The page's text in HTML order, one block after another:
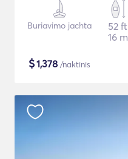
Buriavimo jachta
52 ft
16 m
$1,378 /naktinis